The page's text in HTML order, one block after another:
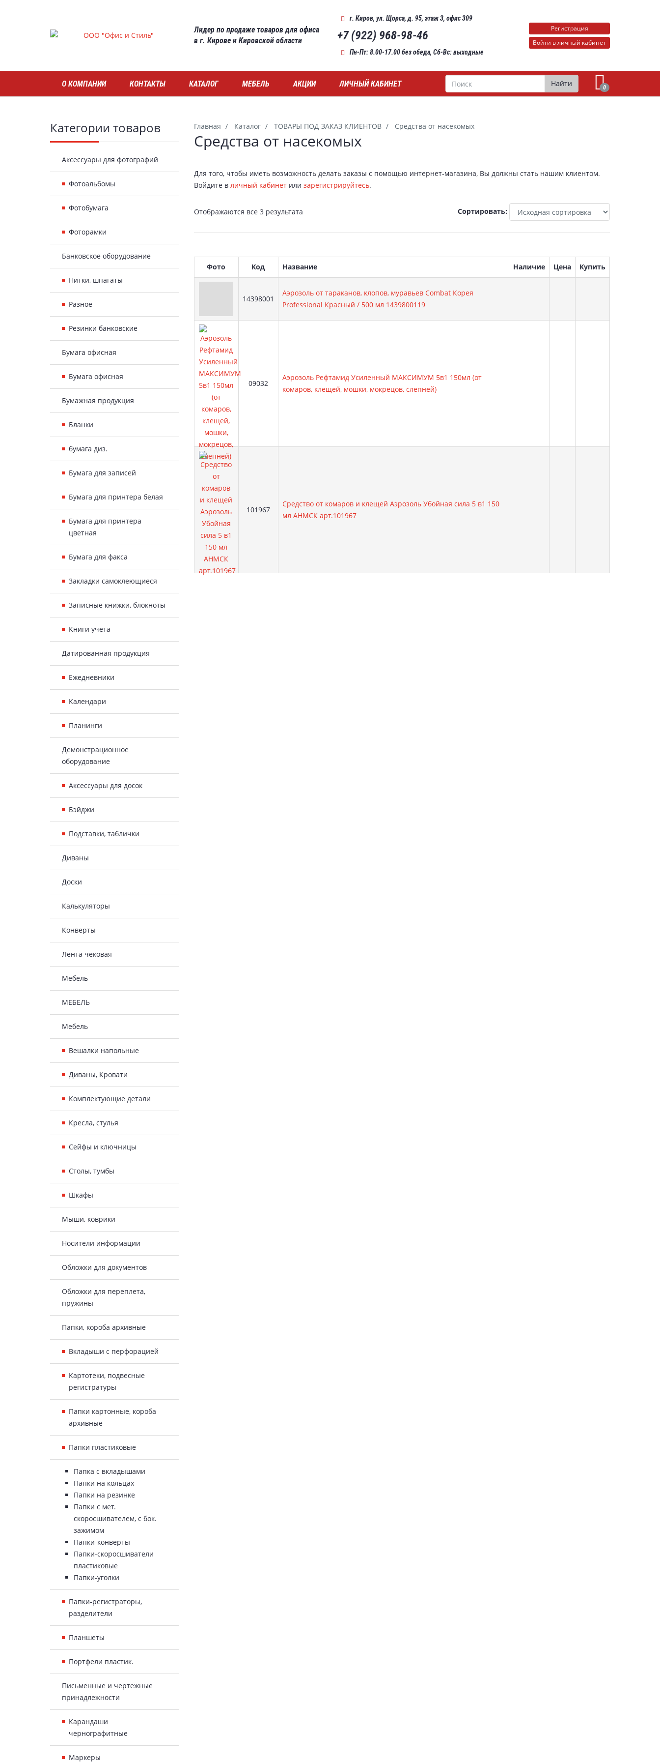
Лидер по продаже товаров для офиса
в г. Кирове и Кировской области
г. Киров, ул. Щорса, д. 95, этаж 3, офис 309
+7 (922) 968-98-46
Пн-Пт: 8.00-17.00 без обеда, Сб-Вс: выходные
Регистрация
Войти в личный кабинет
НавигацияО КОМПАНИИ КОНТАКТЫ КАТАЛОГ МЕБЕЛЬ АКЦИИ ЛИЧНЫЙ КАБИНЕТ 0
Поиск Найти
Главная Каталог ТОВАРЫ ПОД ЗАКАЗ КЛИЕНТОВ Средства от насекомых
Средства от насекомых
Для того, чтобы иметь возможность делать заказы с помощью интернет-магазина, Вы должны стать нашим клиентом.
Войдите в личный кабинетили зарегистрируйтесь.
Отображаются все 3 результата Сортировать:
Товары
Фото Код Название Наличие Цена Купить
Артикул:
14398001
Аэрозоль от тараканов, клопов, муравьев Combat Корея
Professional Красный / 500 мл 1439800119
Артикул:
09032
Аэрозоль Рефтамид Усиленный МАКСИМУМ 5в1 150мл (от
комаров, клещей, мошки, мокрецов, слепней)
Артикул:
101967
Средство от комаров и клещей Аэрозоль Убойная сила 5 в1 150
мл АНМСК арт.101967
Боковая
панель
Категории товаров
Аксессуары для фотографий
Фотоальбомы
Фотобумага
Фоторамки
Банковское оборудование
Нитки, шпагаты
Разное
Резинки банковские
Бумага офисная
Бумага офисная
Бумажная продукция
Бланки
бумага диз.
Бумага для записей
Бумага для принтера белая
Бумага для принтера
цветная
Бумага для факса
Закладки самоклеющиеся
Записные книжки, блокноты
Книги учета
Датированная продукция
Ежедневники
Календари
Планинги
Демонстрационное
оборудование
Аксессуары для досок
Бэйджи
Подставки, таблички
Диваны
Доски
Калькуляторы
Конверты
Лента чековая
Мебель
МЕБЕЛЬ
Мебель
Вешалки напольные
Диваны, Кровати
Комплектующие детали
Кресла, стулья
Сейфы и ключницы
Столы, тумбы
Шкафы
Мыши, коврики
Носители информации
Обложки для документов
Обложки для переплета,
пружины
Папки, короба архивные
Вкладыши с перфорацией
Картотеки, подвесные
регистратуры
Папки картонные, короба
архивные
Папки пластиковые
Папка с вкладышами
Папки на кольцах
Папки на резинке
Папки с мет.
скоросшивателем, с бок.
зажимом
Папки-конверты
Папки-скоросшиватели
пластиковые
Папки-уголки
Папки-регистраторы,
разделители
Планшеты
Портфели пластик.
Письменные и чертежные
принадлежности
Карандаши
чернографитные
Маркеры